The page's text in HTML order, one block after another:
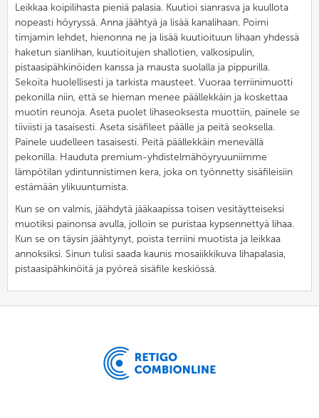
Leikkaa koipilihasta pieniä palasia. Kuutioi sianrasva ja kuullota
nopeasti höyryssä. Anna jäähtyä ja lisää kanalihaan. Poimi
timjamin lehdet, hienonna ne ja lisää kuutioituun lihaan yhdessä
haketun sianlihan, kuutioitujen shallotien, valkosipulin,
pistaasipähkinöiden kanssa ja mausta suolalla ja pippurilla.
Sekoita huolellisesti ja tarkista mausteet. Vuoraa terriinimuotti
pekonilla niin, että se hieman menee päällekkäin ja koskettaa
muotin reunoja. Aseta puolet lihaseoksesta muottiin, painele se
tiiviisti ja tasaisesti. Aseta sisäfileet päälle ja peitä seoksella.
Painele uudelleen tasaisesti. Peitä päällekkäin menevällä
pekonilla. Hauduta premium-yhdistelmähöyryuuniimme
lämpötilan ydintunnistimen kera, joka on työnnetty sisäfileisiin
estämään ylikuuntumista.
Kun se on valmis, jäähdytä jääkaapissa toisen vesitäytteiseksi
muotiksi painonsa avulla, jolloin se puristaa kypsennettyä lihaa.
Kun se on täysin jäähtynyt, poista terriini muotista ja leikkaa
annoksiksi. Sinun tulisi saada kaunis mosaiikkikuva lihapalasia,
pistaasipähkinöitä ja pyöreä sisäfile keskiössä.